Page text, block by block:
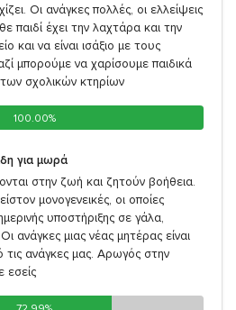
Οι ανάγκες πολλές, οι ελλείψεις
παιδί έχει την λαχτάρα και την
και να είναι ισάξιο με τους
μπορούμε να χαρίσουμε παιδικά
σχολικών κτηρίων
100.00%
100.00%
για μωρά
στην ζωή και ζητούν βοήθεια.
μονογενεικές, οι οποίες
υποστήριξης σε γάλα,
ανάγκες μιας νέας μητέρας είναι
ανάγκες μας. Αρωγός στην
εσείς
72.99%